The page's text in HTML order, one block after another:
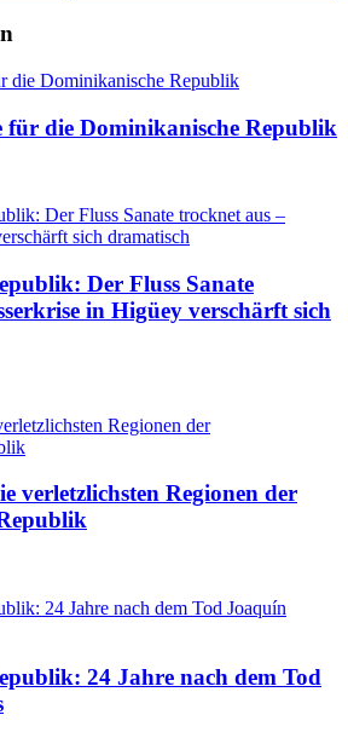
die Dominikanische Republik
Der Fluss Sanate
in Higüey verschärft sich
verletzlichsten Regionen der
24 Jahre nach dem Tod